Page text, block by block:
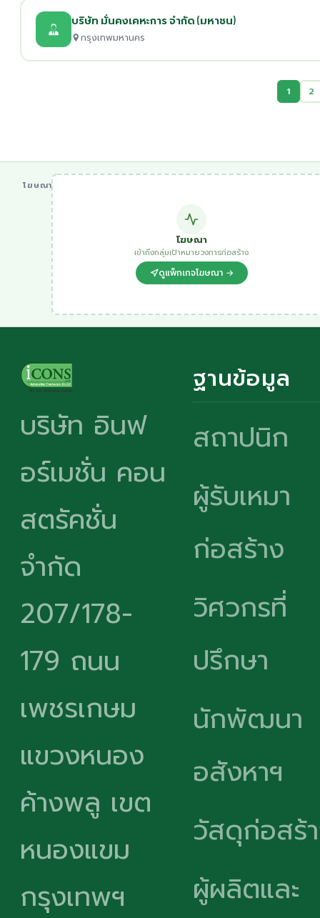
บริษัท มั่นคงเคหะการ จำกัด (มหาชน)
กรุงเทพมหานคร
1 2
โฆษณา
โฆษณา
เข้าถึงกลุ่มเป้าหมายวงการก่อสร้าง
ดูแพ็กเกจโฆษณา →
บริษัท อินฟ
อร์เมชั่น คอน
สตรัคชั่น
จำกัด
207/178-
179 ถนน
เพชรเกษม
แขวงหนอง
ค้างพลู เขต
หนองแขม
กรุงเทพฯ
ฐานข้อมูล
สถาปนิก
ผู้รับเหมา
ก่อสร้าง
วิศวกรที่
ปรึกษา
นักพัฒนา
อสังหาฯ
วัสดุก่อสร้
ผู้ผลิตและ